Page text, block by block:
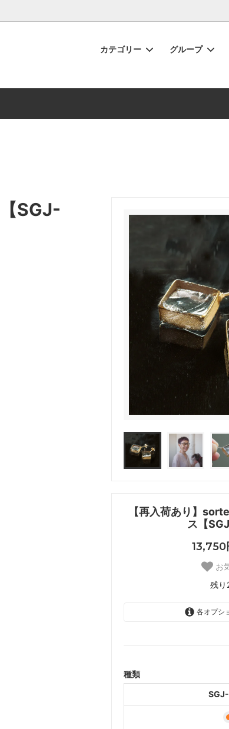
カテゴリー
テーブルウェア ファッショ
グループ
作家･ブランド別ファッション 作家･ブラ
【再入荷あり】
ス【
13,750
お
残り
各オプシ
種類
SGJ-